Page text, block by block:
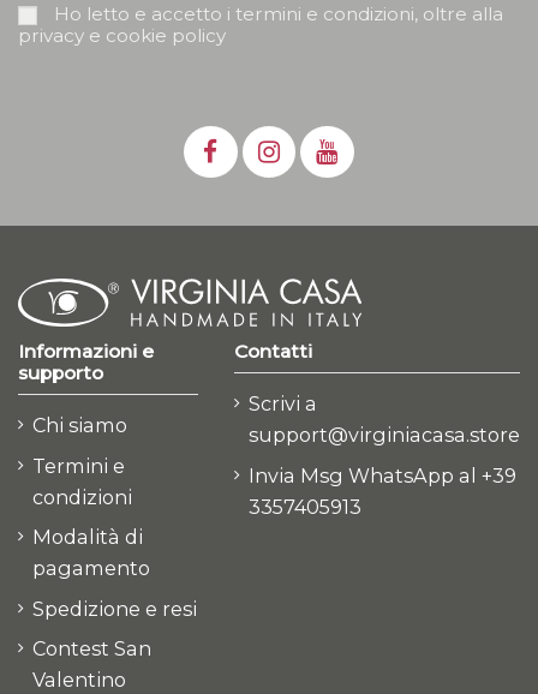
Ho letto e accetto i termini e condizioni, oltre alla
privacy e cookie policy
Informazioni e
supporto
Chi siamo
Termini e
condizioni
Modalità di
pagamento
Spedizione e resi
Contest San
Valentino
Contatti
Scrivi a
support@virginiacasa.store
Invia Msg WhatsApp al +39
3357405913